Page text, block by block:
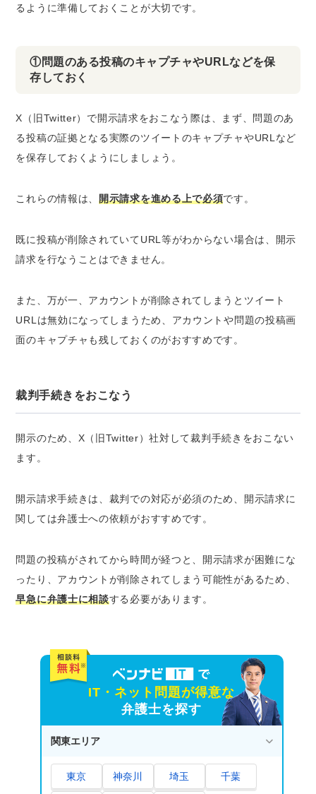
るように準備 しておくことが大切です。
①問題のある投稿のキャプチャやURLなどを保
存しておく
X（旧Twitter）で開示請求をおこなう際は、まず、問題のあ
る投稿の証拠となる実際のツイートのキャプチャやURLなど
を保存しておくようにしましょう。
これらの情報は、開示請求を進める上で必須です。
既に投稿が削除されていてURL等がわからない場合は、開示
請求を行なうことはできません。
また、万が一、 アカウントが削除されてしまうとツイート
URLは無効になってしまうため、 アカウントや問題の投稿画
面のキャプチャも残しておくのがおすすめです。
裁判手続きをおこなう
開示のため、X（旧Twitter）社対して裁判手続きをおこない
ます。
開示請求手続きは、 裁判での対応が必須のため、開示請求に
関しては弁護士への依頼がおすすめです。
問題の投稿がされてから時間が経つと、 開示請求が困難にな
ったり、 アカウントが削除されてしまう可能性があるため、
早急に弁護士に相談する必要があります。
IT・ネット問題が得意な
弁護士を探す
関東エリア
東京 神奈川 埼玉 千葉